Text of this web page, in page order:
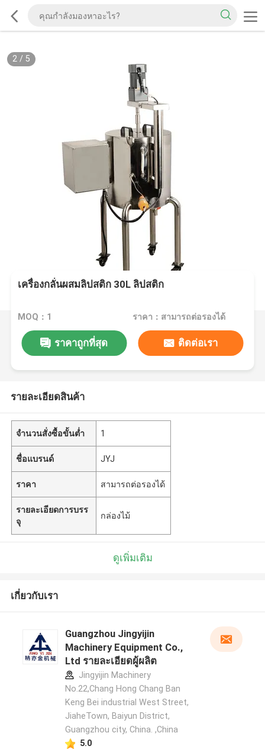
2/ 5
เครื่องกลั่นผสมลิปสติก 30L ลิปสติก
MOQ：1 ราคา：สามารถต่อรองได้
ราคาถูกที่สุด ติดต่อเรา
รายละเอียดสินค้า
จำนวนสั่งซื้อขั้นต่ำ 1
ชื่อแบรนด์ JYJ
ราคา สามารถต่อรองได้
รายละเอียดการบรร
จุ
กล่องไม้
ดูเพิ่มเติม
เกี่ยวกับเรา
Guangzhou Jingyijin
Machinery Equipment Co.,
Ltd รายละเอียดผู้ผลิต
Jingyijin Machinery
No.22,Chang Hong Chang Ban
Keng Bei industrial West Street,
JiaheTown, Baiyun District,
Guangzhou city, China. ,China
5.0